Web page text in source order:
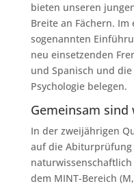
bieten unseren
Breite an Fächern.
sogenannten
neu einsetzenden
und Spanisch und
Psychologie belegen.
Gemeinsam
In der zweijährigen
auf die Abiturprüfung
dem MINT-Bereich